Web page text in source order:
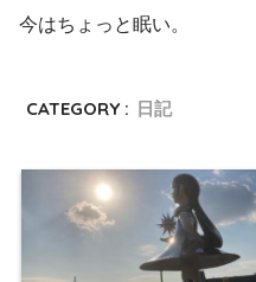
今はちょっと眠い。
CATEGORY : 日記